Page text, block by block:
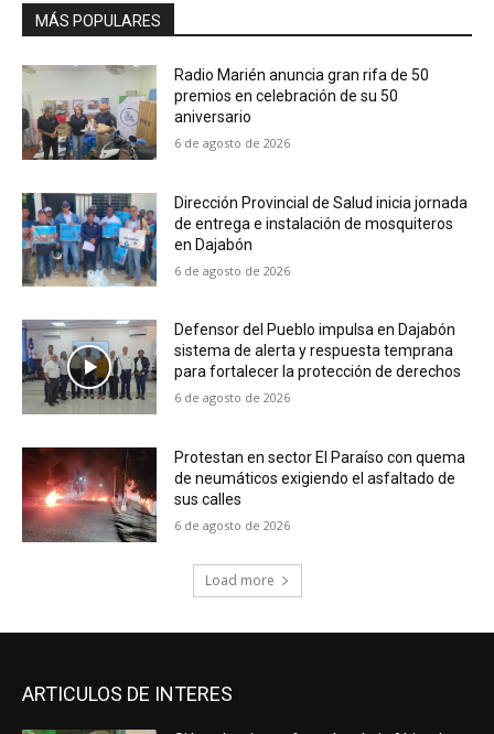
MÁS POPULARES
Radio Marién anuncia gran rifa de 50
premios en celebración de su 50
aniversario
6 de agosto de 2026
Dirección Provincial de Salud inicia jornada
de entrega e instalación de mosquiteros
en Dajabón
6 de agosto de 2026
Defensor del Pueblo impulsa en Dajabón
sistema de alerta y respuesta temprana
para fortalecer la protección de derechos
6 de agosto de 2026
Protestan en sector El Paraíso con quema
de neumáticos exigiendo el asfaltado de
sus calles
6 de agosto de 2026
Load more
ARTICULOS DE INTERES